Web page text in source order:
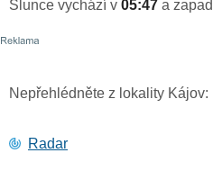
Slunce vychází v 05:47 a
Nepřehlédněte z lokality Kájov:
Radar